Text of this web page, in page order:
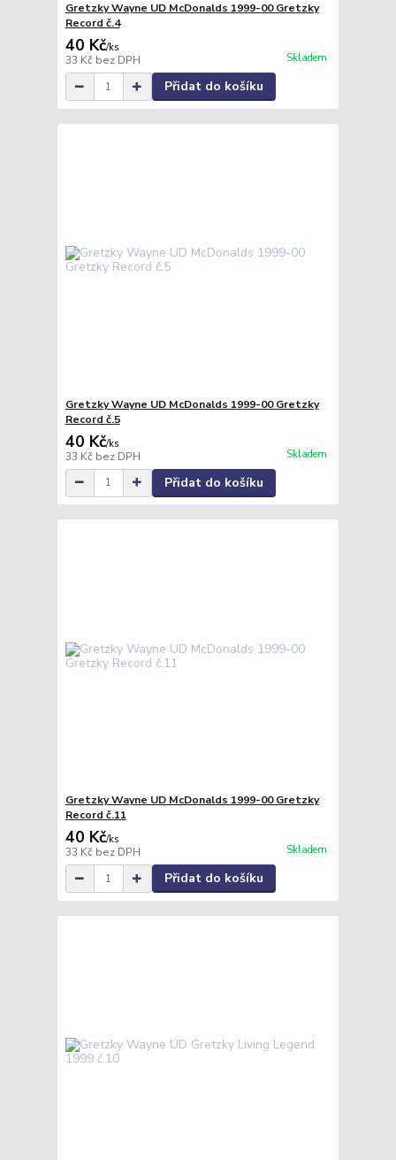
Gretzky Wayne UD McDonalds 1999-00 Gretzky
Record č.4
40 Kč/ks
33 Kč bez DPH Skladem
Přidat do košíku
Gretzky Wayne UD McDonalds 1999-00 Gretzky
Record č.5
40 Kč/ks
33 Kč bez DPH Skladem
Přidat do košíku
Gretzky Wayne UD McDonalds 1999-00 Gretzky
Record č.11
40 Kč/ks
33 Kč bez DPH Skladem
Přidat do košíku